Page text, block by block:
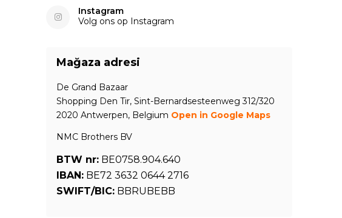
Instagram
Volg ons op Instagram
Mağaza adresi
De Grand Bazaar
Shopping Den Tir, Sint-Bernardsesteenweg 312/320
2020 Antwerpen, Belgium Open in Google Maps
NMC Brothers BV
BTW nr: BE0758.904.640
IBAN: BE72 3632 0644 2716
SWIFT/BIC: BBRUBEBB